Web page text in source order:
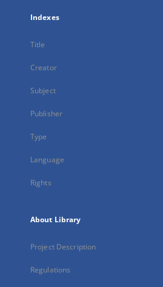
Indexes
Title
Creator
Subject
Publisher
Type
Language
Rights
About Library
Project Description
Regulations